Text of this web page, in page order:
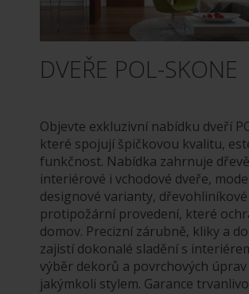
DVEŘE POL-SKONE
Objevte exkluzivní nabídku dveří
které spojují špičkovou kvalitu,
funkčnost. Nabídka zahrnuje
interiérové i vchodové dveře,
designové varianty,
protipožární provedení, které
domov. Precizní zárubně, kliky a
zajistí dokonalé sladění s
výběr dekorů a povrchových úprav
jakýmkoli stylem. Garance